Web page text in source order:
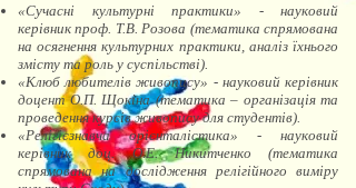
«Сучасні культурні практики» - науковий
керівник проф. Т.В. Розова (тематика спрямована
на осягнення культурних практики, аналіз їхнього
змісту та роль у суспільстві).
«Клюб любителів живопису» - науковий керівник
доцент О.П. Щокіна (тематика – організація та
проведення курсів живопису для студентів).
«Релігієзнавча орієнталістика» - науковий
керівник доц. О.Е. Никитченко (тематика
спрямована на дослідження релігійного виміру